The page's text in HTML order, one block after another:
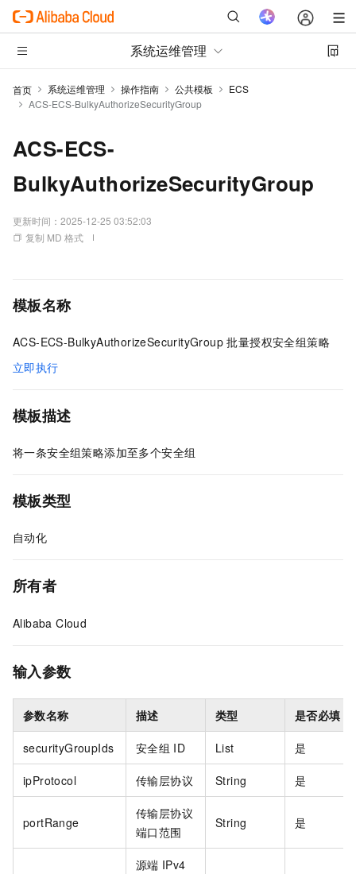
系统运维管理
首页 系统运维管理 操作指南 公共模板
ECS
ACS-ECS-BulkyAuthorizeSecurityGroup
ACS-ECS-
BulkyAuthorizeSecurityGroup
更新时间： 2025-12-25 03:52:03
复制 MD 格式
模板名称
ACS-ECS-BulkyAuthorizeSecurityGroup 批量授权安全组策略
立即执行
模板描述
将一条安全组策略添加至多个安全组
模板类型
自动化
所有者
Alibaba Cloud
输入参数
参数名称 描述 类型 是否必填
securityGroupIds 安全组 ID List 是
ipProtocol 传输层协议 String 是
portRange
传输层协议
端口范围
String 是
源端 IPv4